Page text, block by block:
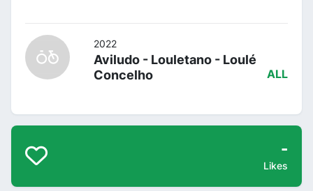
2022
Aviludo - Louletano - Loulé
Concelho
ALL
-
Likes